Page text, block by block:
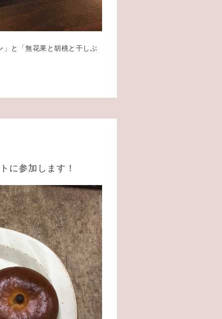
」と「無花果と胡桃と干しぶ
に参加します！